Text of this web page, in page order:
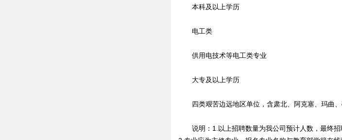
本科及以上学历
电工类
供用电技术等电工类专业
大专及以上学历
四类艰苦边远地区单位，含肃北、阿克塞、玛曲、
说明：1.以上招聘数量为我公司预计人数，最终招